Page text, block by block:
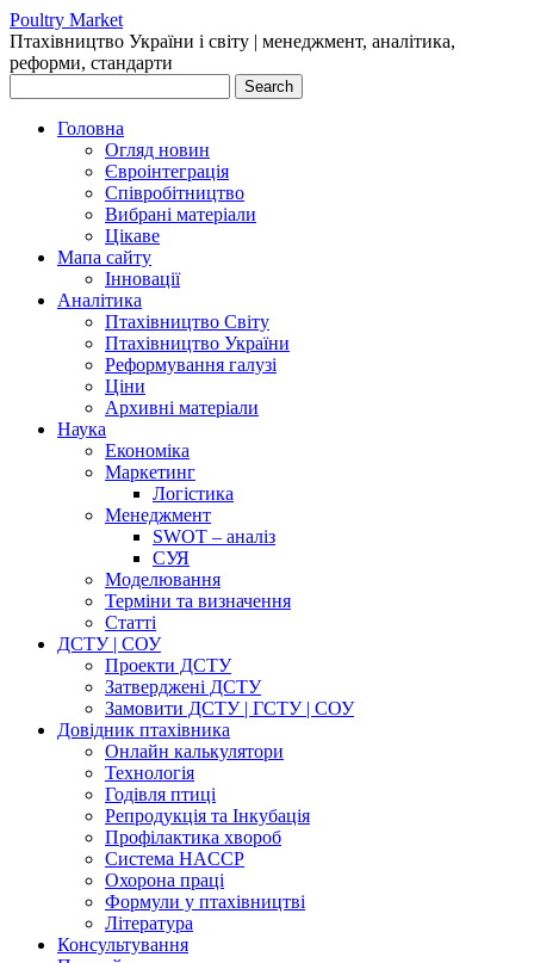
Poultry Market
Птахівництво України і cвіту | менеджмент, аналітика,
реформи, стандарти
Головна
Огляд новин
Євроінтеграція
Співробітництво
Вибрані матеріали
Цікаве
Мапа сайту
Інновації
Аналітика
Птахівництво Світу
Птахівництво України
Реформування галузі
Ціни
Архивні матеріали
Наука
Економіка
Маркетинг
Логістика
Менеджмент
SWOT – аналіз
СУЯ
Моделювання
Терміни та визначення
Cтатті
ДСТУ | СОУ
Проекти ДСТУ
Затверджені ДСТУ
Замовити ДСТУ | ГСТУ | СОУ
Довідник птахівника
Онлайн калькулятори
Технологія
Годівля птиці
Репродукція та Інкубація
Профілактика хвороб
Система HACCP
Охорона праці
Формули у птахівництві
Література
Консультування